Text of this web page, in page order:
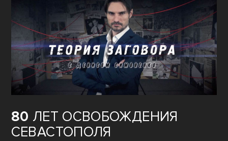
80 ЛЕТ ОСВОБОЖДЕНИЯ
СЕВАСТОПОЛЯ